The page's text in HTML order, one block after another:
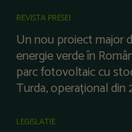
REVISTA PRESEI
Un nou proiect major
energie verde în
parc fotovoltaic cu
Turda, operațional din
LEGISLATIE